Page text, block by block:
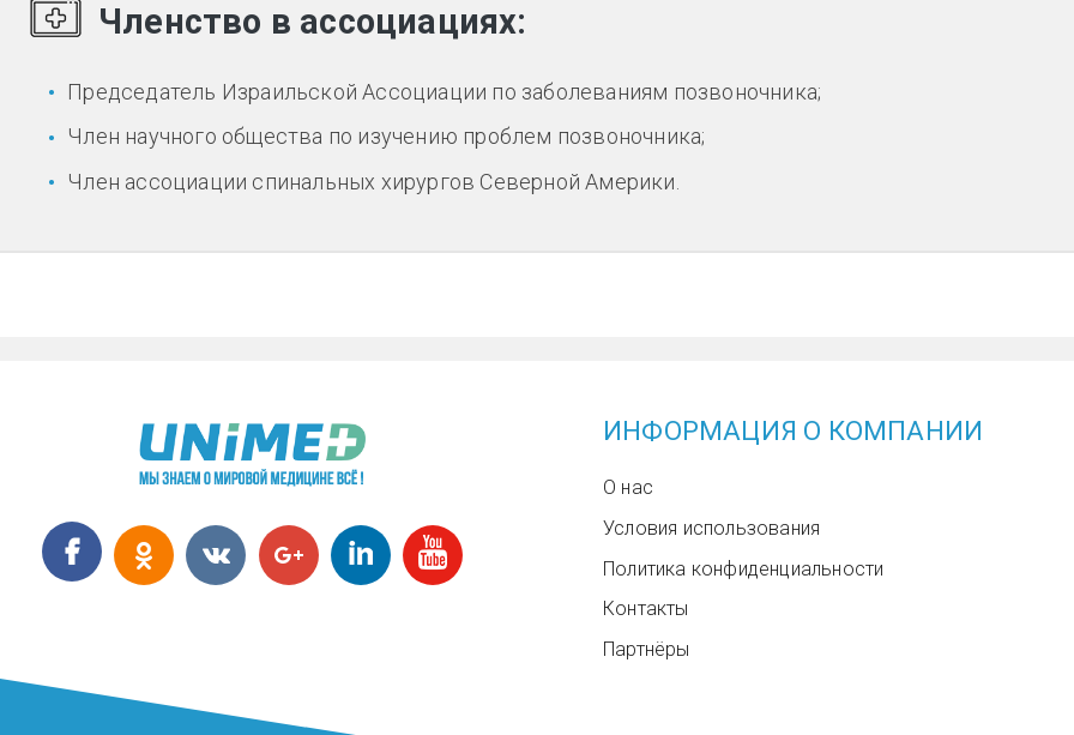
Членство в ассоциациях:
Председатель Израильской Ассоциации по заболеваниям позвоночника;
Член научного общества по изучению проблем позвоночника;
Член ассоциации спинальных хирургов Северной Америки.
ИНФОРМАЦИЯ О КОМПАНИИ
О нас
Условия использования
Политика конфиденциальности
Контакты
Партнёры